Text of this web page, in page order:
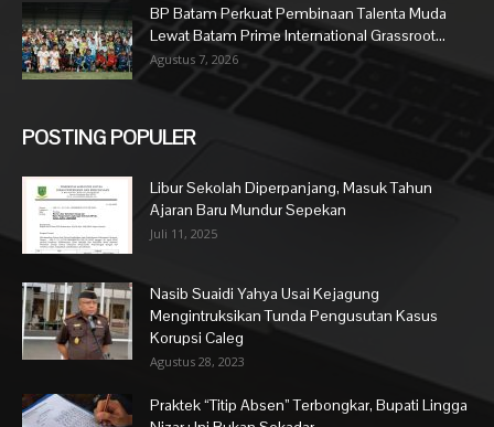
BP Batam Perkuat Pembinaan Talenta Muda
Lewat Batam Prime International Grassroot...
Agustus 7, 2026
POSTING POPULER
Libur Sekolah Diperpanjang, Masuk Tahun
Ajaran Baru Mundur Sepekan
Juli 11, 2025
Nasib Suaidi Yahya Usai Kejagung
Mengintruksikan Tunda Pengusutan Kasus
Korupsi Caleg
Agustus 28, 2023
Praktek “Titip Absen” Terbongkar, Bupati Lingga